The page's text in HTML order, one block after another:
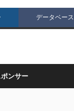
データベース
ポンサー